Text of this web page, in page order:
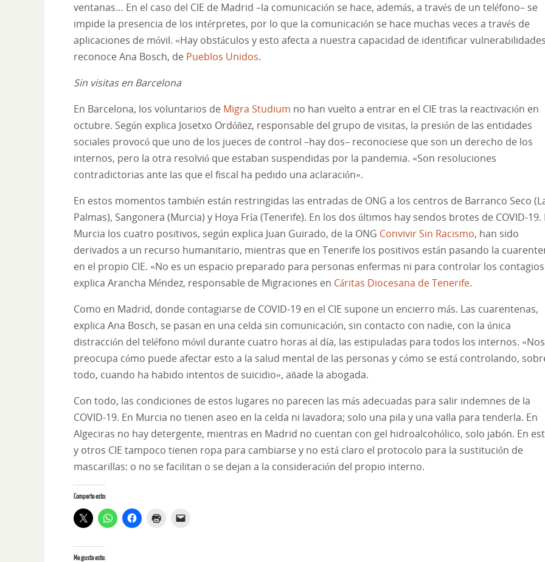
ventanas… En el caso del CIE de Madrid –la comunicación se hace, además, a través de un teléfono– se
impide la presencia de los intérpretes, por lo que la comunicación se hace muchas veces a través de
aplicaciones de móvil. «Hay obstáculos y esto afecta a nuestra capacidad de identificar
reconoce Ana Bosch, de Pueblos Unidos.
Sin visitas en Barcelona
En Barcelona, los voluntarios de Migra Studium no han vuelto a entrar en el CIE tras la reactivación en
octubre. Según explica Josetxo Ordóñez, responsable del grupo de visitas, la presión de las entidades
sociales provocó que uno de los jueces de control –hay dos– reconociese que son un derecho de los
internos, pero la otra resolvió que estaban suspendidas por la pandemia. «Son resoluciones
contradictorias ante las que el fiscal ha pedido una aclaración».
En estos momentos también están restringidas las entradas de ONG a los centros de Barranco Seco
Palmas), Sangonera (Murcia) y Hoya Fría (Tenerife). En los dos últimos hay sendos brotes de COVID-19.
Murcia los cuatro positivos, según explica Juan Guirado, de la ONG Convivir Sin Racismo, han sido
derivados a un recurso humanitario, mientras que en Tenerife los positivos están pasando la
en el propio CIE. «No es un espacio preparado para personas enfermas ni para controlar los
explica Arancha Méndez, responsable de Migraciones en Cáritas Diocesana de Tenerife.
Como en Madrid, donde contagiarse de COVID-19 en el CIE supone un encierro más. Las cuarentenas,
explica Ana Bosch, se pasan en una celda sin comunicación, sin contacto con nadie, con la única
distracción del teléfono móvil durante cuatro horas al día, las estipuladas para todos los internos. «Nos
preocupa cómo puede afectar esto a la salud mental de las personas y cómo se está controlando,
todo, cuando ha habido intentos de suicidio», añade la abogada.
Con todo, las condiciones de estos lugares no parecen las más adecuadas para salir indemnes de la
COVID-19. En Murcia no tienen aseo en la celda ni lavadora; solo una pila y una valla para tenderla. En
Algeciras no hay detergente, mientras en Madrid no cuentan con gel hidroalcohólico, solo jabón. En
y otros CIE tampoco tienen ropa para cambiarse y no está claro el protocolo para la sustitución de
mascarillas: o no se facilitan o se dejan a la consideración del propio interno.
Comparte esto:
Me gusta esto: